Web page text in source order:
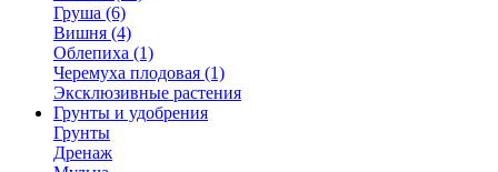
Груша (6)
Вишня (4)
Облепиха (1)
Черемуха плодовая (1)
Эксклюзивные растения
Грунты и удобрения
Грунты
Дренаж